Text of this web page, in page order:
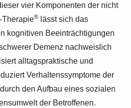
vier Komponenten der nicht
Therapie® lässt sich das
kognitiven Beeinträchtigungen
Demenz nachweislich
alltagspraktische und
Verhaltenssymptome der
den Aufbau eines sozialen
der Betroffenen.